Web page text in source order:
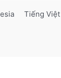
Tiếng Việt